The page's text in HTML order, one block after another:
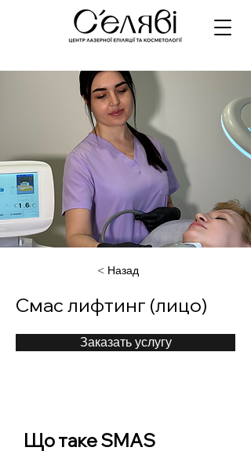
< Назад
Смас лифтинг (лицо)
Заказать услугу
Що таке SMAS